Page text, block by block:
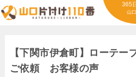
365
山
【下関市伊倉町】ローテー
ご依頼 お客様の声